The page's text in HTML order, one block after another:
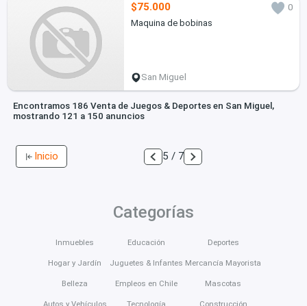
$75.000
0
Maquina de bobinas
San Miguel
Encontramos 186 Venta de Juegos & Deportes en San Miguel,
mostrando 121 a 150 anuncios
Inicio 5 / 7
Categorías
Inmuebles
Hogar y Jardín
Belleza
Educación
Juguetes & Infantes
Empleos en Chile
Deportes
Mercancía Mayorista
Mascotas